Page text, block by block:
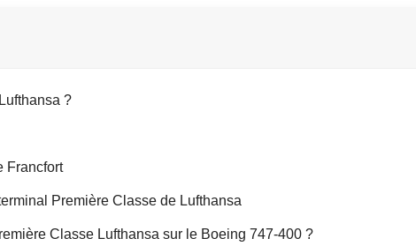
?
Francfort
Première Classe de Lufthansa
Classe Lufthansa sur le Boeing 747-400 ?